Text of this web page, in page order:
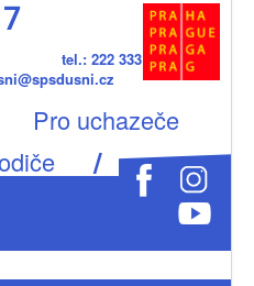
tel.: 222 333
Pro uchazeče
/